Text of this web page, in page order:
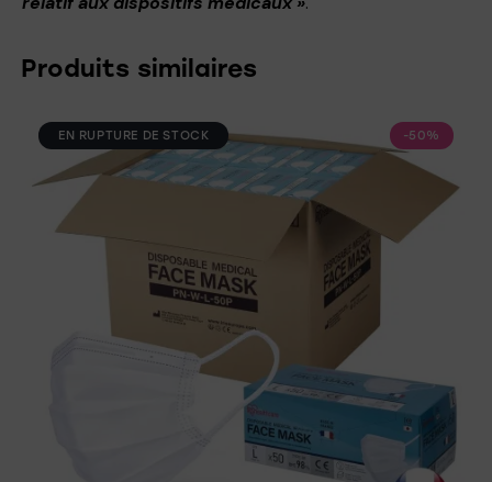
Produits similaires
EN RUPTURE DE STOCK -50%